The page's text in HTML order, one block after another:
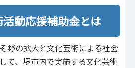
動応援補助金とは
野の拡大と文化芸術による社会
て、堺市内で実施する文化芸術